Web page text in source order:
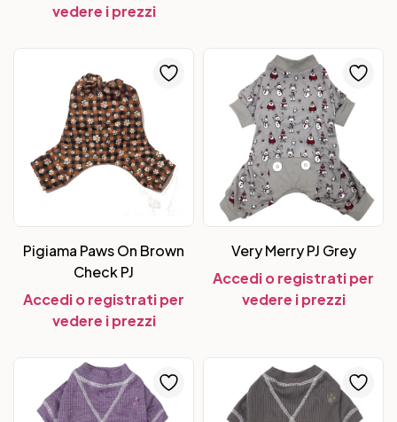
vedere i prezzi
Pigiama Paws On Brown
Check PJ
Accedi o registrati per
vedere i prezzi
Very Merry PJ Grey
Accedi o registrati per
vedere i prezzi